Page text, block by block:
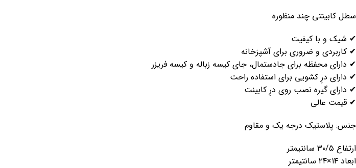
سطل کابینتی چند منظوره
✔ شیک و با کیفیت
✔ کاربردی و ضروری برای آشپزخانه
✔ دارای محفظه برای جادستمال، جای کیسه زباله و کیسه فریزر
✔ دارای درِ کشویی برای استفاده راحت
✔ دارای گیره نصب روی درِ کابینت
✔ قیمت عالی
جنس: پلاستیک درجه یک و مقاوم
ارتفاع ۳۰/۵ سانتیمتر
ابعاد ۱۴×۲۴ سانتیمتر